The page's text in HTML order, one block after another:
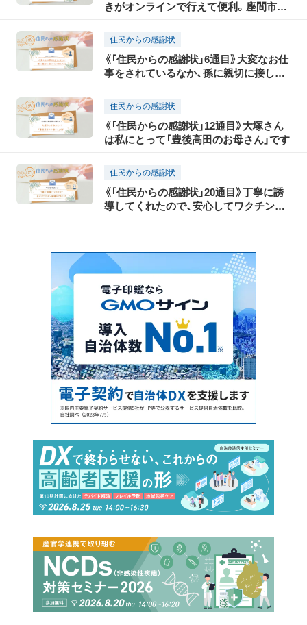
きがオンラインで行えて便利。座間市に
住民からの感謝状
《「住民からの感謝状」6通目》大変なお仕
事をされているなか、孫に親切に接して
住民からの感謝状
《「住民からの感謝状」12通目》大塚さん
は私にとって「豊後高田のお母さん」です
住民からの感謝状
《「住民からの感謝状」20通目》丁寧に誘
導してくれたので、安心してワクチン接